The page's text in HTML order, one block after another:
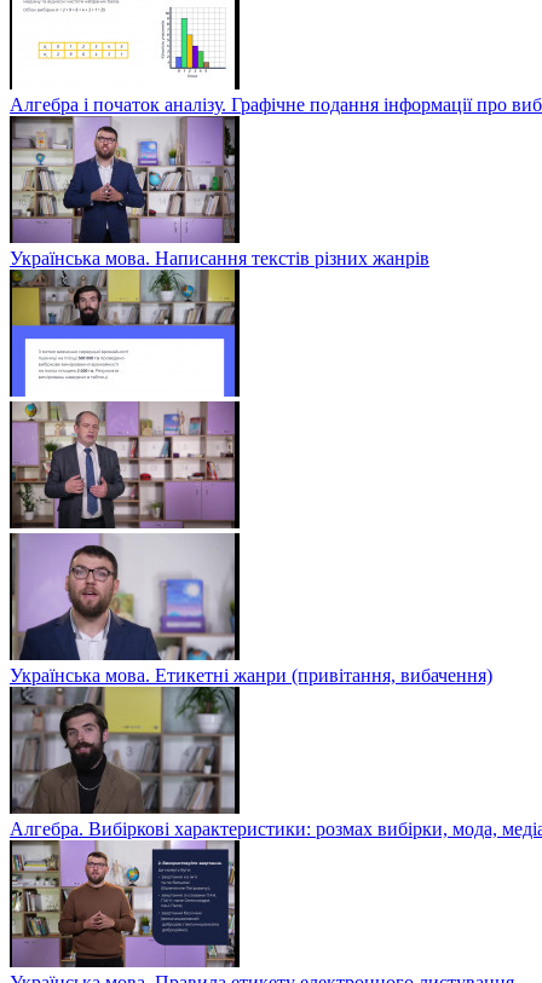
Алгебра і початок аналізу. Графічне подання інформації про
Українська мова. Написання текстів різних жанрів
Українська мова. Етикетні жанри (привітання, вибачення)
Алгебра. Вибіркові характеристики: розмах вибірки, мода,